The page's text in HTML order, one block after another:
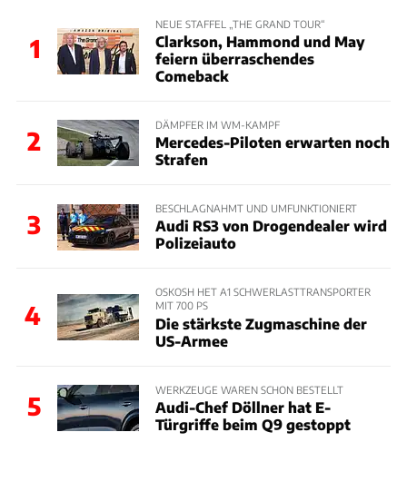
1
NEUE STAFFEL „THE GRAND TOUR“
Clarkson, Hammond und May
feiern überraschendes
Comeback
2
DÄMPFER IM WM-KAMPF
Mercedes-Piloten erwarten noch
Strafen
3
BESCHLAGNAHMT UND UMFUNKTIONIERT
Audi RS3 von Drogendealer wird
Polizeiauto
4
OSKOSH HET A1 SCHWERLASTTRANSPORTER
MIT 700 PS
Die stärkste Zugmaschine der
US-Armee
5
WERKZEUGE WAREN SCHON BESTELLT
Audi-Chef Döllner hat E-
Türgriffe beim Q9 gestoppt